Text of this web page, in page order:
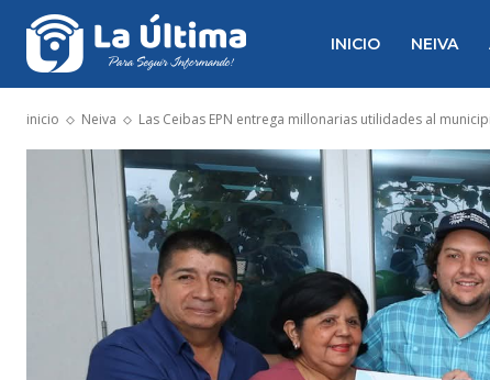
INICIO NEIVA
inicio Neiva Las Ceibas EPN entrega millonarias utilidades al